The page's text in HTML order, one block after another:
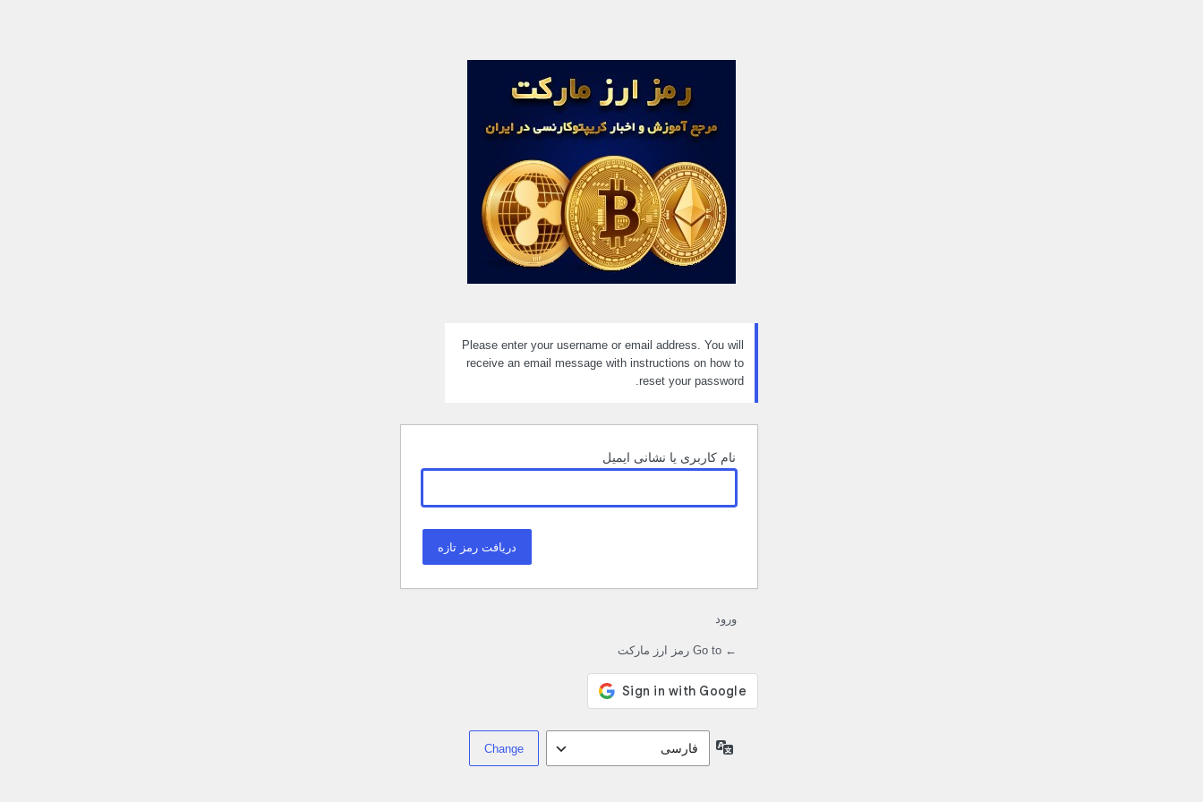
Please enter your username or email address. You will
receive an email message with instructions on how to
reset your password.
نام کاربری یا نشانی ایمیل
ورود
← Go to رمز ارز مارکت
زبان